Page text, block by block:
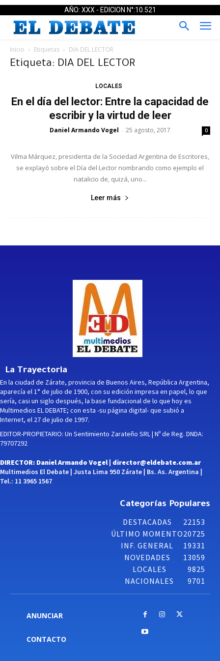
AÑO: XXX - EDICION N°:10.521
Inicio Etiquetas DIA DEL LECTOR
Etiqueta: DIA DEL LECTOR
LOCALES
En el día del lector: Entre la capacidad de
escribir y la virtud de leer
Daniel Armando Vogel - 25 agosto, 2017 0
Vilma Márquez, presidenta de la Sociedad Argentina de Escritores,
se explayó sobre el Día del Lector nombrando como ejemplo el
natalicio de, quizá, uno...
Leer más
La Trayectoria
En la ciudad de Zárate, provincia de Buenos Aires, República Argentina,
aparecía el 1° de julio de 1900, con su edición impresa en papel, lo que
sería, casi un siglo después, la base fundacional de lo que hoy es
Multimedios EL DEBATE; con esta -su página digital- que subió a
Internet, el 27 de julio de 1997.
EDITOR-PROPIETARIO: Un Sentimiento Zarateño SRL | Nº de Reg. DNDA:
79707292
DIRECTOR: Daniel Armando Vogel | director@eldebate.com.ar
Multimedios El Debate | Justa Lima 950 Zárate | Bs. As. Argentina |
Tel.: 11 3965 1567
Categorías Populares
DESTACADAS
22153
ÚLTIMO MOMENTO20725
INF. GENERAL
19331
NOVEDADES
13059
LOCALES
9825
NACIONALES
9701
ANUNCIAR
CONTACTO